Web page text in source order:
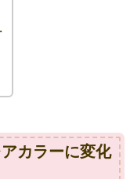
カラーに変化